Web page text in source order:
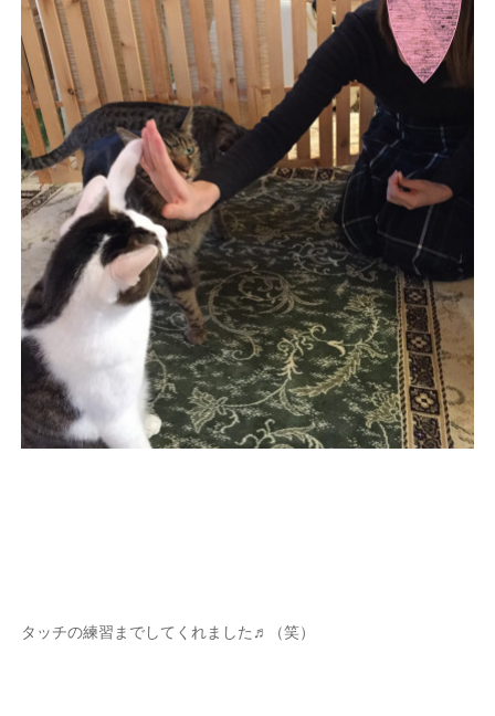
タッチの練習までしてくれました♬（笑）